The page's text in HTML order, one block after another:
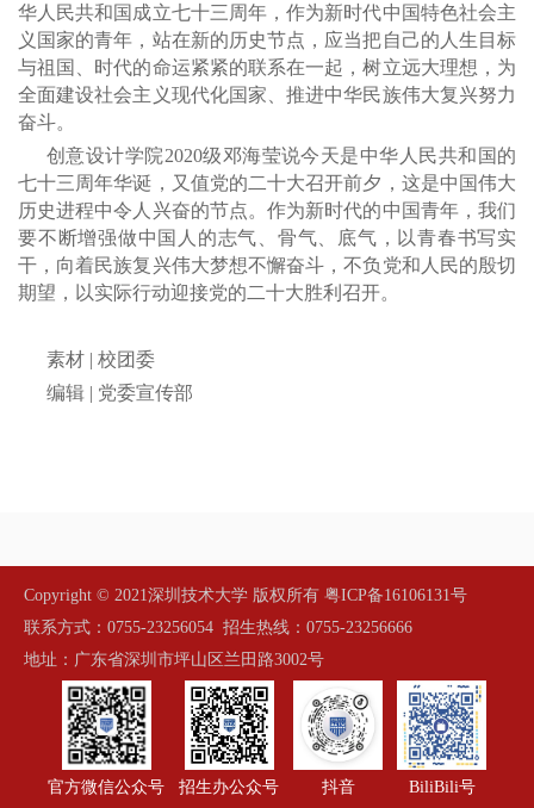
华人民共和国成立七十三周年，作为新时代中国特色社会主
义国家的青年，站在新的历史节点，应当把自己的人生目标
与祖国、时代的命运紧紧的联系在一起，树立远大理想，为
全面建设社会主义现代化国家、推进中华民族伟大复兴努力
奋斗。
创意设计学院2020级邓海莹说今天是中华人民共和国的
七十三周年华诞，又值党的二十大召开前夕，这是中国伟大
历史进程中令人兴奋的节点。作为新时代的中国青年，我们
要不断增强做中国人的志气、骨气、底气，以青春书写实
干，向着民族复兴伟大梦想不懈奋斗，不负党和人民的殷切
期望，以实际行动迎接党的二十大胜利召开。
素材 | 校团委
编辑 | 党委宣传部
Copyright © 2021深圳技术大学 版权所有 粤ICP备16106131号
联系方式：0755-23256054 招生热线：0755-23256666
地址：广东省深圳市坪山区兰田路3002号
官方微信公众号 招生办公众号 抖音 BiliBili号